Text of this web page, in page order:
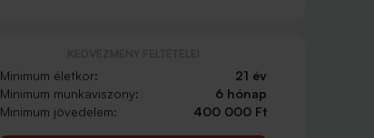
Minimum életkor:
21 év
Minimum munkaviszony:
6 hónap
Minimum jövedelem:
400 000 Ft